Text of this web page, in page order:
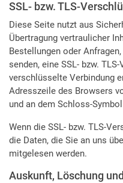
SSL- bzw. TLS-
Diese Seite nutzt aus
Übertragung vertraulicher
Bestellungen oder
senden, eine SSL- bzw.
verschlüsselte Verbindung
Adresszeile des Browsers
und an dem Schloss-
Wenn die SSL- bzw. TLS-
die Daten, die Sie an uns
mitgelesen werden.
Auskunft, Löschung